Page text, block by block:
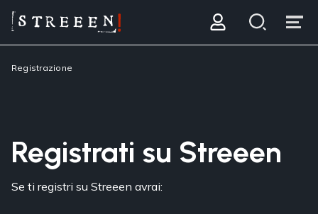
Registrazione
Registrati su Streeen
Se ti registri su Streeen avrai: